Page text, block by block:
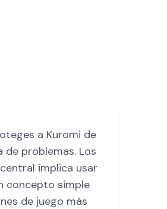
a Kuromi de
problemas. Los
implica usar
concepto simple
de juego más